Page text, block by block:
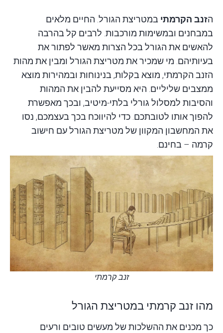
הזנב הקרמתי במטריצת הגורל. החיים מלאים
במבחנים ובמשימות מורכבות. לרבים קל בהרבה
להאשים את הגורל בכל הצרות מאשר לפתור את
בעיותיהם. מי שמכיר את מטריצת הגורל ומבין את מהות
הזנב הקרמתי, מוצא בקלות, בנינוחות ובמהירות מוצא
ממצבים שליליים. היא מסייעת להבין את המהות
והסיבות למסלול גורלי בלתי-מיטיב, ובכך מאפשרת
להפוך אותו לטובתכם. כדי להיווכח בכך בעצמכם, נסו
את המחשבון המקוון של מטריצת הגורל עם חישוב
קרמה – בחינם.
זנב קרמתי
מהו זנב קרמתי במטריצת הגורל
כך מכנים את ההשלכות של מעשים טובים ורעים